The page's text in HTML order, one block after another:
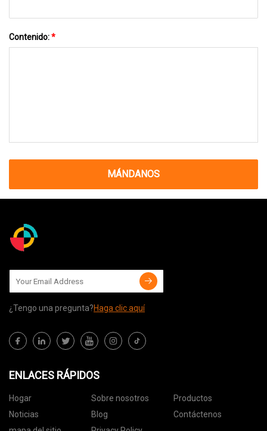
Contenido:*
MÁNDANOS
¿Tengo una pregunta?Haga clic aquí
ENLACES RÁPIDOS
Hogar Sobre nosotros
Productos
Noticias
Blog
Contáctenos